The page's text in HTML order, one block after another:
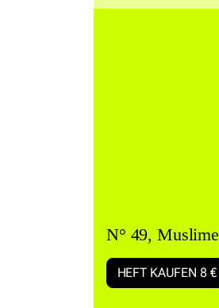
N° 49, Muslime
HEFT KAUFEN 8 €